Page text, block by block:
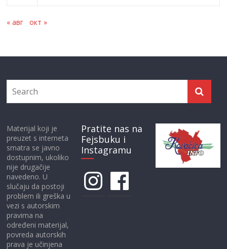
« авг окт »
Materijal koji je
preuzet s interneta
smatra se javno
dostupnim, ukoliko
nije drugačije
navedeno. U
slučaju da postoji
problem ili greška u
vezi s autorskim
pravima na
određeni materijal,
povreda autorskih
prava je učinjena
Pratite nas na
Fejsbuku i
Instagramu
InstagramFacebook